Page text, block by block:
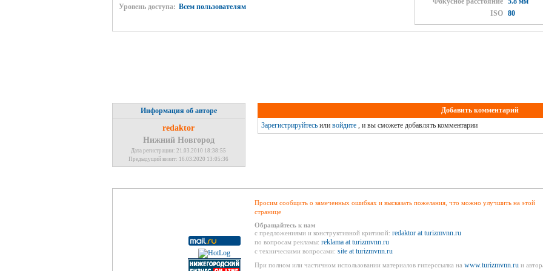
Уровень доступа: Всем пользователям
ISO
80
Информация об авторе
redaktor
Нижний Новгород
Дата регистрации: 21.03.2010 18:38:55
Предыдущий визит: 16.03.2020 13:05:36
Добавить комментарий
Зарегистрируйтесьили войдите, и вы сможете добавлять комментарии
Просим сообщить о замеченных ошибках и высказать пожелания, что можно улучшить на этой
странице
Обращайтесь к нам
с предложениями и конструктивной критикой: redaktor at turizmvnn.ru
по вопросам рекламы: reklama at turizmvnn.ru
с техническими вопросами: site at turizmvnn.ru
При полном или частичном использовании материалов гиперссылка на www.turizmvnn.ruи